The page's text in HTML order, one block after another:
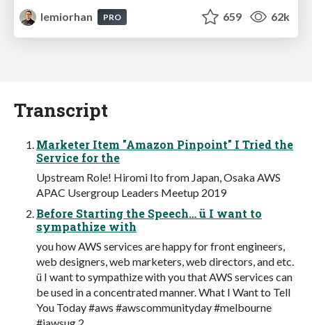
lemiorhan
PRO 659 62k
Transcript
Marketer Item "Amazon Pinpoint" I Tried the
Service for the
Upstream Role! Hiromi Ito from Japan, Osaka AWS
APAC Usergroup Leaders Meetup 2019
Before Starting the Speech… ü I want to
sympathize with
you how AWS services are happy for front engineers,
web designers, web marketers, web directors, and etc.
ü I want to sympathize with you that AWS services can
be used in a concentrated manner. What I Want to Tell
You Today #aws #awscommunityday #melbourne
#jawsug 2